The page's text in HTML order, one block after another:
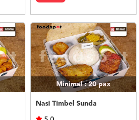
Minimal : 20pax
Nasi Timbel Sunda